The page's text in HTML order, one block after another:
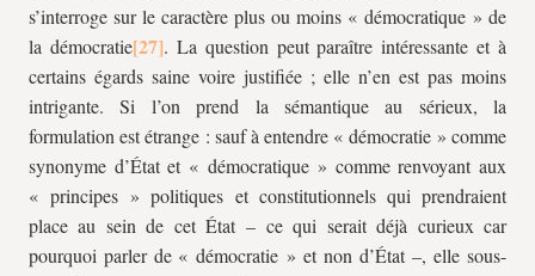
s’interroge sur le caractère plus ou moins « démocratique » de
la démocratie
. La question peut paraître intéressante et à
certains égards saine voire justifiée ; elle n’en est pas moins
intrigante. Si l’on prend la sémantique au sérieux, la
formulation est étrange : sauf à entendre « démocratie » comme
synonyme d’État et « démocratique » comme renvoyant aux
« principes » politiques et constitutionnels qui prendraient
place au sein de cet État – ce qui serait déjà curieux car
pourquoi parler de « démocratie » et non d’État –, elle sous-